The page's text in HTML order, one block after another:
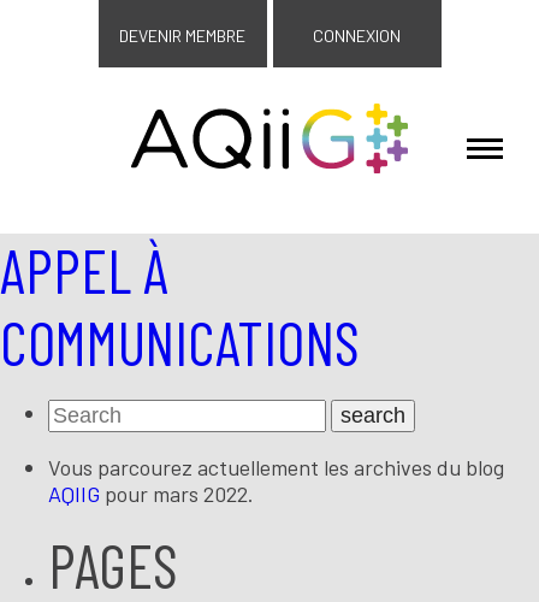
DEVENIR MEMBRE CONNEXION
APPEL À
COMMUNICATIONS
Vous parcourez actuellement les archives du blog
AQIIG pour mars 2022.
PAGES